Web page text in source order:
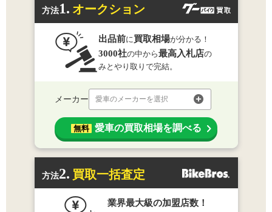
方法1. オークション
出品前に買取相場が分かる！
3000社の中から最高入札店の
みとやり取りで完結。
メーカー 愛車のメーカーを選択
無料 愛車の買取相場を調べる
方法2. 買取一括査定
業界最大級の加盟店数！